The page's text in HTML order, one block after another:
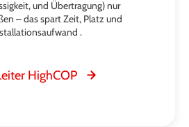
und Übertragung) nur
– das spart Zeit, Platz und
.
HighCOP